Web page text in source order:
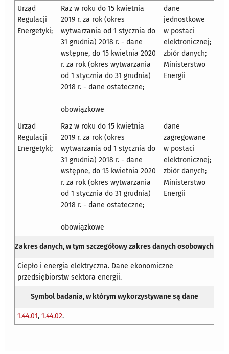
Urząd
Regulacji
Energetyki;
Raz w roku do 15 kwietnia
2019 r. za rok (okres
wytwarzania od 1 stycznia do
31 grudnia) 2018 r. - dane
wstępne, do 15 kwietnia 2020
r. za rok (okres wytwarzania
od 1 stycznia do 31 grudnia)
2018 r. - dane ostateczne;
obowiązkowe
dane
jednostkowe
w postaci
elektronicznej;
zbiór danych;
Ministerstwo
Energii
Urząd
Regulacji
Energetyki;
Raz w roku do 15 kwietnia
2019 r. za rok (okres
wytwarzania od 1 stycznia do
31 grudnia) 2018 r. - dane
wstępne, do 15 kwietnia 2020
r. za rok (okres wytwarzania
od 1 stycznia do 31 grudnia)
2018 r. - dane ostateczne;
obowiązkowe
dane
zagregowane
w postaci
elektronicznej;
zbiór danych;
Ministerstwo
Energii
Zakres danych, w tym szczegółowy zakres danych osobowych
Ciepło i energia elektryczna. Dane ekonomiczne
przedsiębiorstw sektora energii.
Symbol badania, w którym wykorzystywane są dane
1.44.01,1.44.02.